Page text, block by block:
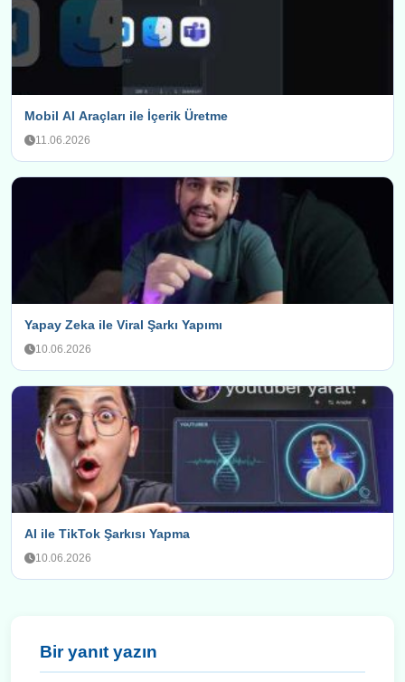
Mobil AI Araçları ile İçerik Üretme
11.06.2026
Yapay Zeka ile Viral Şarkı Yapımı
10.06.2026
AI ile TikTok Şarkısı Yapma
10.06.2026
Bir yanıt yazın